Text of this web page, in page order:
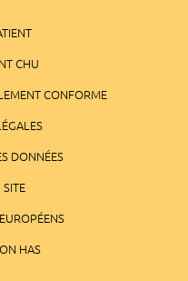
CHU
CONFORME
DONNÉES
HAS